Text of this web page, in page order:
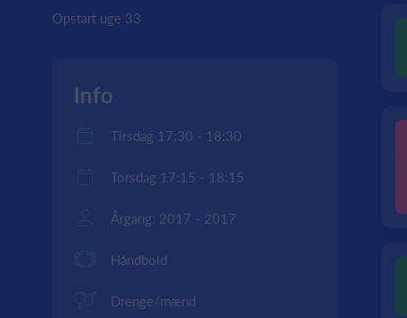
Opstart uge 33
Info
Tirsdag 17:30 - 18:30
Torsdag 17:15 - 18:15
Årgang: 2017 - 2017
Håndbold
Drenge/mænd